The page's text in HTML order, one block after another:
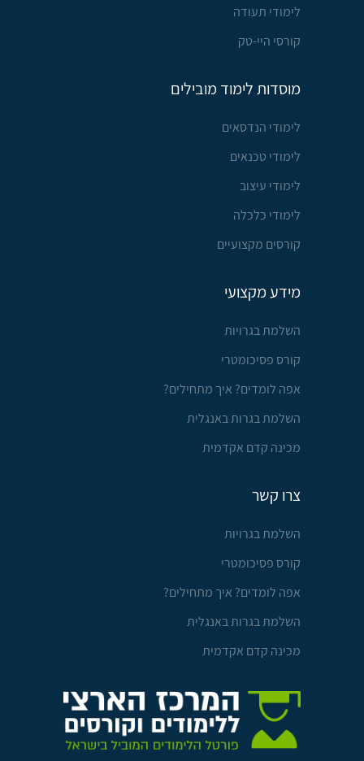
לימודי תעודה
קורסי היי-טק
מוסדות לימוד מובילים
לימודי הנדסאים
לימודי טכנאים
לימודי עיצוב
לימודי כלכלה
קורסים מקצועיים
מידע מקצועי
השלמת בגרויות
קורס פסיכומטרי
אפה לומדים? איך מתחילים?
השלמת בגרות באנגלית
מכינה קדם אקדמית
צרו קשר
השלמת בגרויות
קורס פסיכומטרי
אפה לומדים? איך מתחילים?
השלמת בגרות באנגלית
מכינה קדם אקדמית